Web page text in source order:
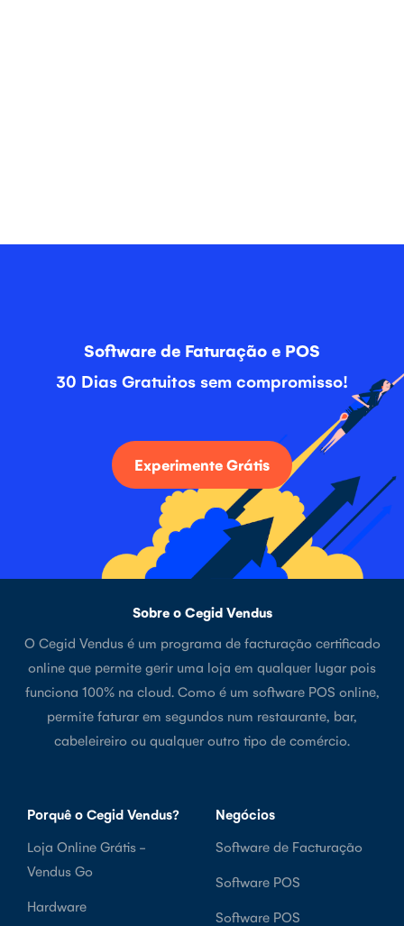
Software de Faturação e POS
30 Dias Gratuitos sem compromisso!
Experimente Grátis
Sobre o Cegid Vendus
O Cegid Vendus é um programa de facturação certificado
online que permite gerir uma loja em qualquer lugar pois
funciona 100% na cloud. Como é um software POS online,
permite faturar em segundos num restaurante, bar,
cabeleireiro ou qualquer outro tipo de comércio.
Porquê o Cegid Vendus?
Loja Online Grátis -
Vendus Go
Hardware
Negócios
Software de Facturação
Software POS
Software POS